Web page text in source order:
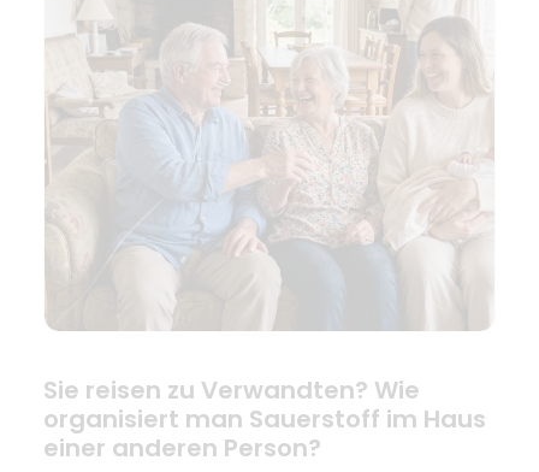
Sie reisen zu Verwandten? Wie
organisiert man Sauerstoff im Haus
einer anderen Person?